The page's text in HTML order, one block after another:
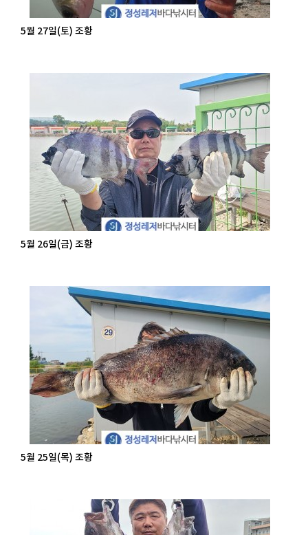
5월 27일(토) 조황
5월 26일(금) 조황
5월 25일(목) 조황